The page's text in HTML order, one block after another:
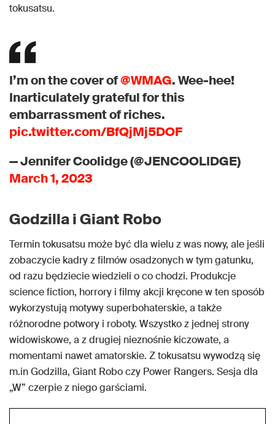
tokusatsu.
I’m on the cover of@WMAG. Wee-hee!
Inarticulately grateful for this
embarrassment of riches.
pic.twitter.com/BfQjMj5DOF
— Jennifer Coolidge (@JENCOOLIDGE)
March 1, 2023
Godzilla i Giant Robo
Termin tokusatsu może być dla wielu z was nowy, ale jeśli
zobaczycie kadry z filmów osadzonych w tym gatunku,
od razu będziecie wiedzieli o co chodzi. Produkcje
science fiction, horrory i filmy akcji kręcone w ten sposób
wykorzystują motywy superbohaterskie, a także
różnorodne potwory i roboty. Wszystko z jednej strony
widowiskowe, a z drugiej nieznośnie kiczowate, a
momentami nawet amatorskie. Z tokusatsu wywodzą się
m.in Godzilla, Giant Robo czy Power Rangers. Sesja dla
„W” czerpie z niego garściami.